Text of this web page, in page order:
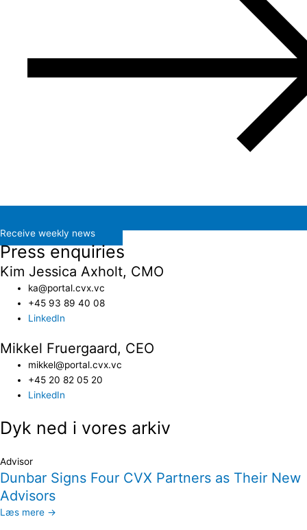
Receive weekly news
Press enquiries
Kim Jessica Axholt, CMO
ka@portal.cvx.vc​
+45 93 89 40 08
LinkedIn
Mikkel Fruergaard, CEO
mikkel@portal.cvx.vc
+45 20 82 05 20
LinkedIn
Dyk ned i vores arkiv
Advisor
Dunbar Signs Four CVX Partners as Their New
Advisors
Læs mere →